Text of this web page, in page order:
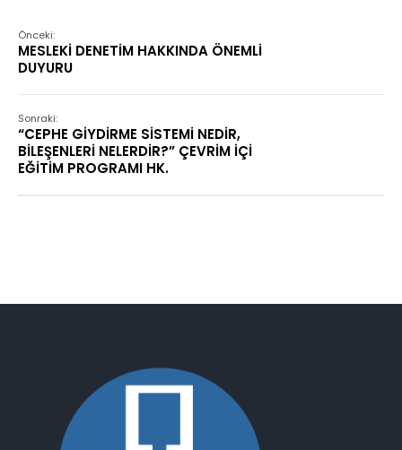
Önceki:
MESLEKİ DENETİM HAKKINDA ÖNEMLİ
DUYURU
Sonraki:
“CEPHE GİYDİRME SİSTEMİ NEDİR,
BİLEŞENLERİ NELERDİR?” ÇEVRİM İÇİ
EĞİTİM PROGRAMI HK.